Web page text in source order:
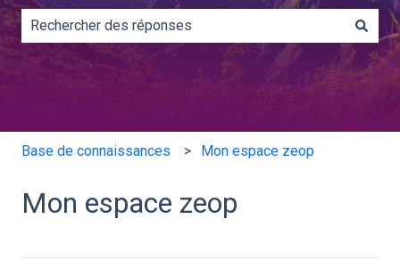
Il n'y a aucune suggestion car le champ de recherche
Base de connaissances Mon espace zeop
Mon espace zeop